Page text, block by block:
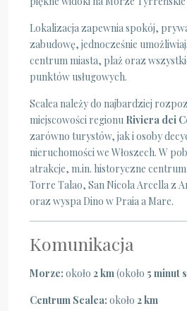
Lokalizacja zapewnia spokój,
zabudowę, jednocześnie
centrum miasta, plaż oraz
punktów usługowych.
Scalea należy do najbardziej
miejscowości regionu Riviera dei
zarówno turystów, jak i osoby
nieruchomości we Włoszech. W
atrakcje, m.in. historyczne
Torre Talao, San Nicola Arcella z
oraz wyspa Dino w Praia a Mare.
Komunikacja
Morze: około 2 km(około 5 minut
Centrum Scalea: około 2 km